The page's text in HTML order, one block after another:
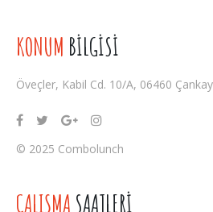
KONUM BİLGİSİ
Öveçler, Kabil Cd. 10/A, 06460
© 2025 Combolunch
ÇALIŞMA SAATLERİ